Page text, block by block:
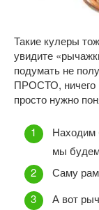
Такие кулеры
увидите
подумать не
ПРОСТО, ничего
просто нужно
Находим
мы
Саму
А вот